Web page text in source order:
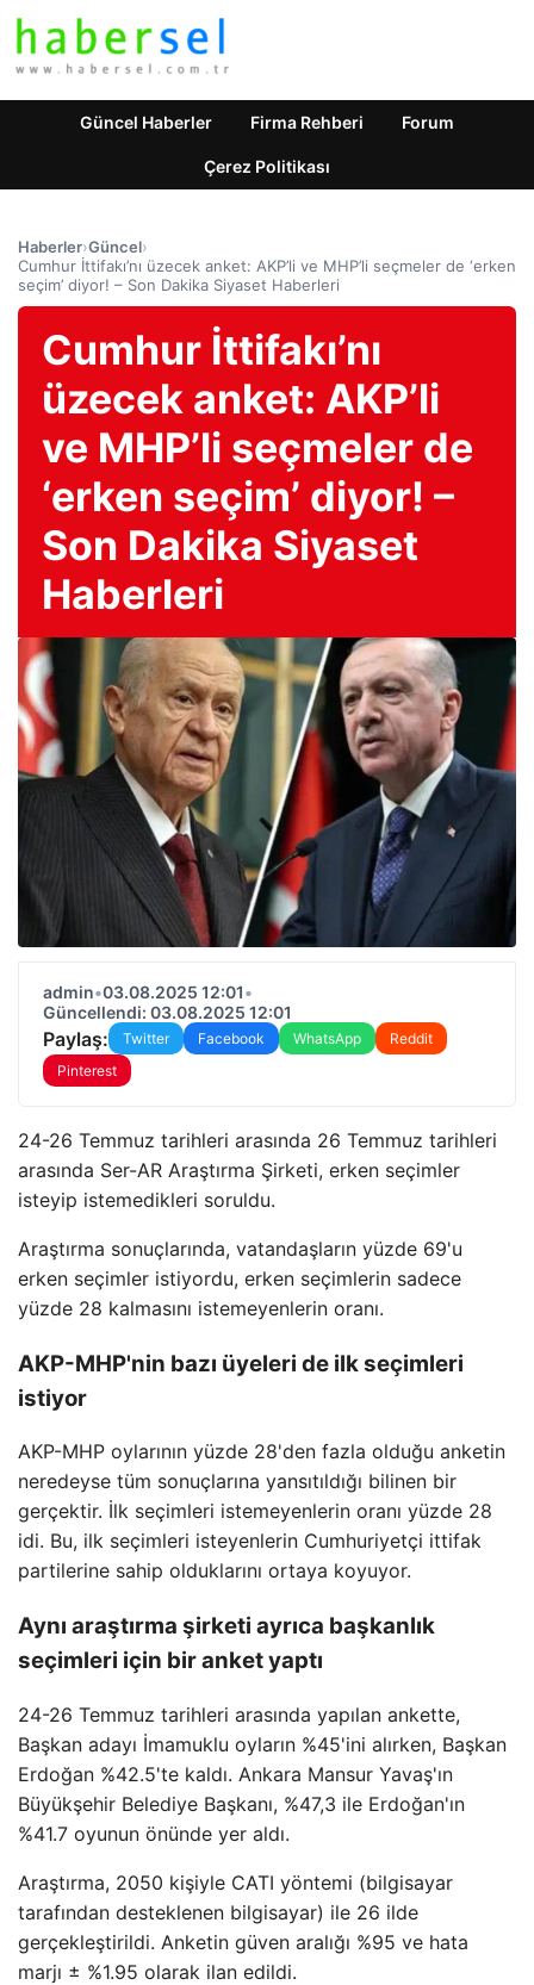
Güncel Haberler Firma Rehberi Forum
Çerez Politikası
Haberler›Güncel›
Cumhur İttifakı’nı üzecek anket: AKP’li ve MHP’li seçmeler de ‘erken
seçim’ diyor! – Son Dakika Siyaset Haberleri
Cumhur İttifakı’nı
üzecek anket: AKP’li
ve MHP’li seçmeler de
‘erken seçim’ diyor! –
Son Dakika Siyaset
Haberleri
admin•03.08.2025 12:01•
Güncellendi: 03.08.2025 12:01
Paylaş: Twitter Facebook WhatsApp
Reddit
Pinterest
24-26 Temmuz tarihleri arasında 26 Temmuz tarihleri
arasında Ser-AR Araştırma Şirketi, erken seçimler
isteyip istemedikleri soruldu.
Araştırma sonuçlarında, vatandaşların yüzde 69'u
erken seçimler istiyordu, erken seçimlerin sadece
yüzde 28 kalmasını istemeyenlerin oranı.
AKP-MHP'nin bazı üyeleri de ilk seçimleri
istiyor
AKP-MHP oylarının yüzde 28'den fazla olduğu anketin
neredeyse tüm sonuçlarına yansıtıldığı bilinen bir
gerçektir. İlk seçimleri istemeyenlerin oranı yüzde 28
idi. Bu, ilk seçimleri isteyenlerin Cumhuriyetçi ittifak
partilerine sahip olduklarını ortaya koyuyor.
Aynı araştırma şirketi ayrıca başkanlık
seçimleri için bir anket yaptı
24-26 Temmuz tarihleri arasında yapılan ankette,
Başkan adayı İmamuklu oyların %45'ini alırken, Başkan
Erdoğan %42.5'te kaldı. Ankara Mansur Yavaş'ın
Büyükşehir Belediye Başkanı, %47,3 ile Erdoğan'ın
%41.7 oyunun önünde yer aldı.
Araştırma, 2050 kişiyle CATI yöntemi (bilgisayar
tarafından desteklenen bilgisayar) ile 26 ilde
gerçekleştirildi. Anketin güven aralığı %95 ve hata
marjı ± %1.95 olarak ilan edildi.